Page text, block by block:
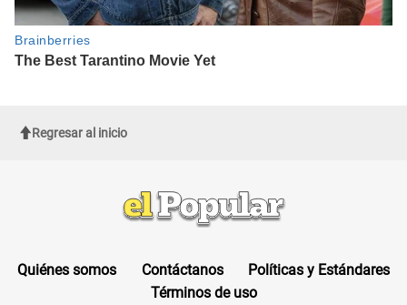
Regresar al inicio
Quiénes somos Contáctanos
Políticas y Estándares
Términos de uso